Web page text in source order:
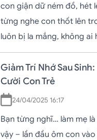
con giận dữ ném đồ, hét
từng nghe con thốt lên
luôn bị la mắng, không ai
Giảm Trí Nhớ Sau
Cười Con Trẻ
24/04/2025 16:17
Bạn từng nghĩ… làm mẹ
vậy – lần đầu ôm con